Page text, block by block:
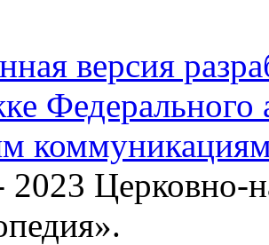
версия
Федерального
Церковно-